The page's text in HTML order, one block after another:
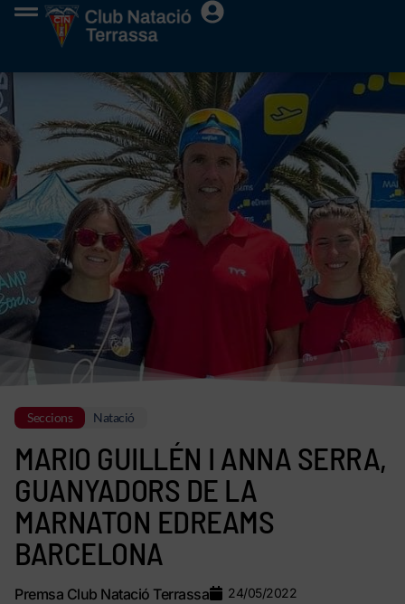
Seccions Natació
MARIO GUILLÉN I ANNA SERRA,
GUANYADORS DE LA
MARNATON EDREAMS
BARCELONA
Premsa Club Natació Terrassa 24/05/2022